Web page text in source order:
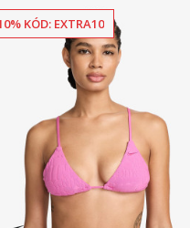
Porovnaj
KÓD: EXTRA10